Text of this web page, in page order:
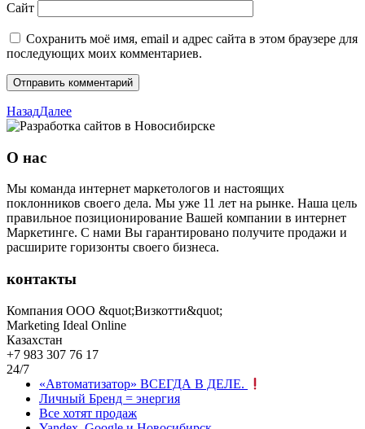
Сайт
Сохранить моё имя, email и адрес сайта в этом браузере для
последующих моих комментариев.
НазадДалее
О нас
Мы команда интернет маркетологов и настоящих
поклонников своего дела. Мы уже 11 лет на рынке. Наша цель
правильное позиционирование Вашей компании в интернет
Маркетинге. С нами Вы гарантировано получите продажи и
расширите горизонты своего бизнеса.
контакты
Компания ООО &quot;Визкотти&quot;
Marketing Ideal Online
Казахстан
+7 983 307 76 17
24/7
«Автоматизатор» ВСЕГДА В ДЕЛЕ.
Личный Бренд = энергия
Все хотят продаж